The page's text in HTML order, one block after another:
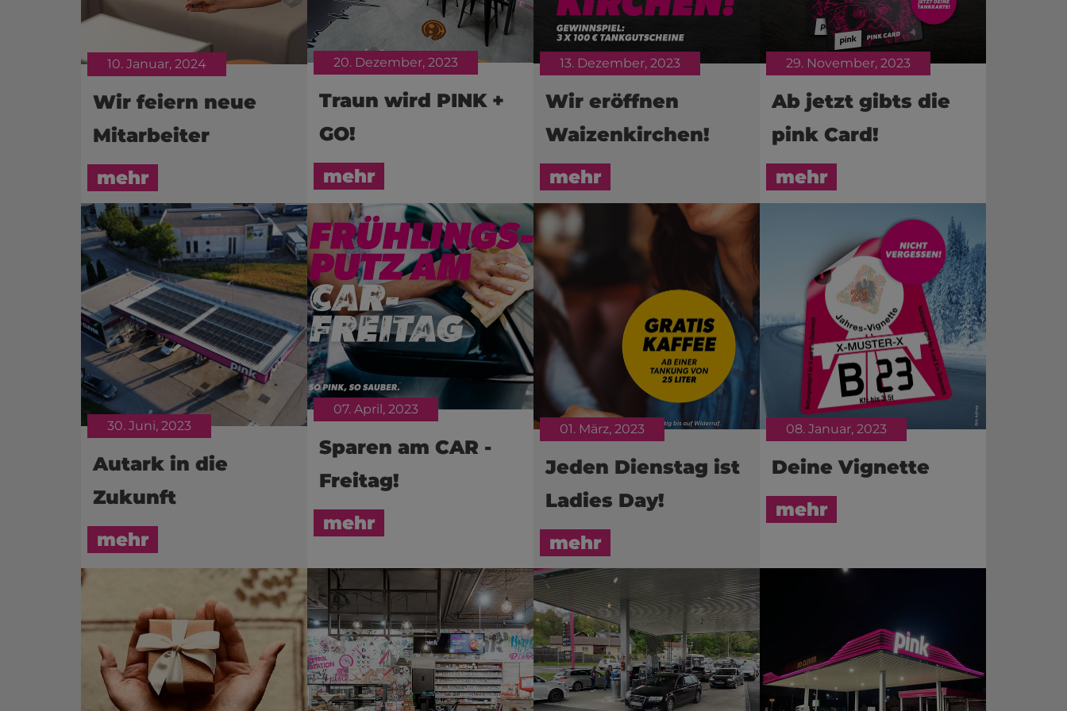
10. Januar, 2024
Wir feiern neue
Mitarbeiter
mehr
20. Dezember, 2023
Traun wird PINK +
GO!
mehr
13. Dezember, 2023
Wir eröffnen
Waizenkirchen!
mehr
29. November, 2023
Ab jetzt gibts die
pink Card!
mehr
30. Juni, 2023
Autark in die
Zukunft
mehr
07. April, 2023
Sparen am CAR -
Freitag!
mehr
01. März, 2023
Jeden Dienstag ist
Ladies Day!
mehr
08. Januar, 2023
Deine Vignette
mehr